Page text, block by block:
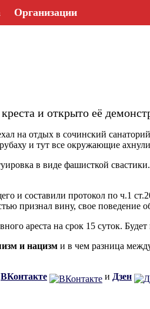
Организации
и открыто её
на отдых в сочинский
и тут все окружающие
в виде фашисткой
и составили протокол по ч.1
признал вину, свое поведение
ареста на срок 15 суток.
и нацизм и в чем разница
ВКонтакте и Дзен